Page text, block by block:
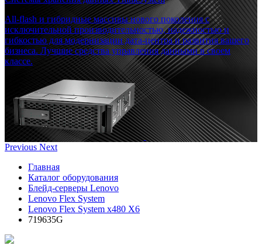
All-flash и гибридные массивы нового поколения с
исключительной производительностью, надежностью и
гибкостью для модернизации дата-центра и развития вашего
бизнеса. Лучшие средства управления данными в своем
классе.
Previous Next
Главная
Каталог оборудования
Блейд-серверы Lenovo
Lenovo Flex System
Lenovo Flex System x480 X6
719635G